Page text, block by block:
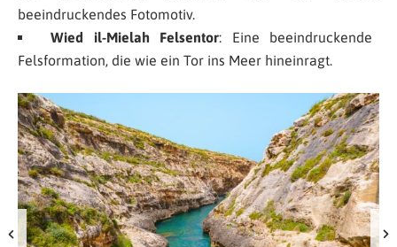
beeindruckendes Fotomotiv.
Wied il-Mielah Felsentor: Eine beeindruckende
Felsformation, die wie ein Tor ins Meer hineinragt.